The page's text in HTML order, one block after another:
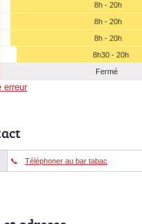
8h - 20h
8h - 20h
8h - 20h
8h30 - 20h
Fermé
erreur
Téléphoner au bar tabac